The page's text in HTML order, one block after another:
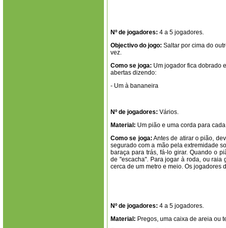
Nº de jogadores: 4 a 5 jogadores.
Objectivo do jogo: Saltar por cima do
vez.
Como se joga: Um jogador fica dobrado
abertas dizendo:
- Um à bananeira
Nº de jogadores: Vários.
Material: Um pião e uma corda para
Como se joga: Antes de atirar o pião,
segurado com a mão pela extremidade
baraça para trás, fá-lo girar. Quando o
de "escacha". Para jogar à roda, ou
cerca de um metro e meio. Os jogadores
Nº de jogadores: 4 a 5 jogadores.
Material: Pregos, uma caixa de areia ou